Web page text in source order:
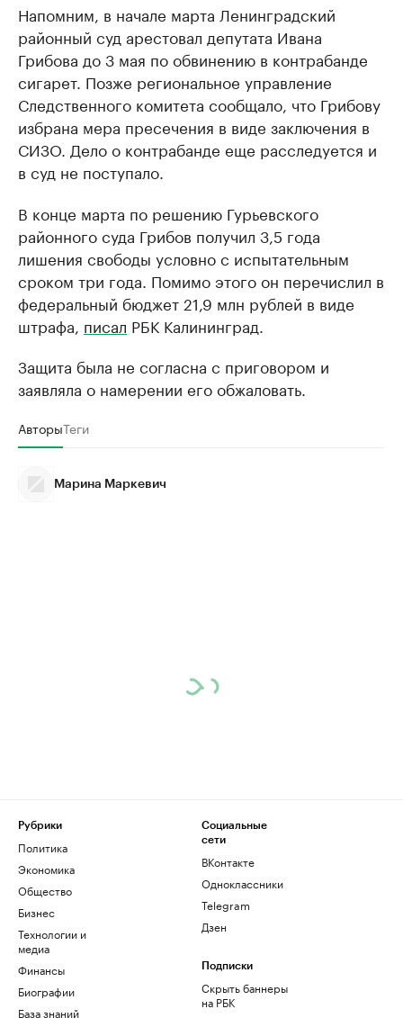
Напомним, в начале марта Ленинградский
районный суд арестовал депутата Ивана
Грибова до 3 мая по обвинению в контрабанде
сигарет. Позже региональное управление
Следственного комитета сообщало, что Грибову
избрана мера пресечения в виде заключения в
СИЗО. Дело о контрабанде еще расследуется и
в суд не поступало.
В конце марта по решению Гурьевского
районного суда Грибов получил 3,5 года
лишения свободы условно с испытательным
сроком три года. Помимо этого он перечислил в
федеральный бюджет 21,9 млн рублей в виде
штрафа, писал РБК Калининград.
Защита была не согласна с приговором и
заявляла о намерении его обжаловать.
АвторыТеги
Марина Маркевич
Рубрики
Политика
Экономика
Общество
Бизнес
Технологии и
медиа
Финансы
Биографии
База знаний
Социальные
сети
ВКонтакте
Одноклассники
Telegram
Дзен
Подписки
Скрыть баннеры
на РБК